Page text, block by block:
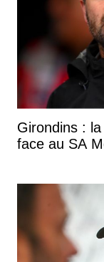
Girondins :
face au SA